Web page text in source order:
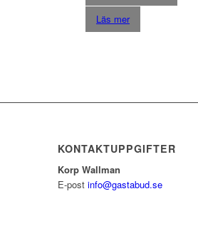
Läs mer
KONTAKTUPPGIFTER
Korp Wallman
E-postinfo@gastabud.se